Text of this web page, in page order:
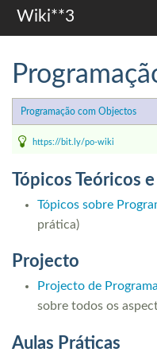
Wiki**3
investigação
In other languages
Programação com Objectos
https://bit.ly/po-wiki
Tópicos Teóricos
Tópicos sobre
prática)
Projecto
Projecto de
sobre todos os
Aulas Práticas